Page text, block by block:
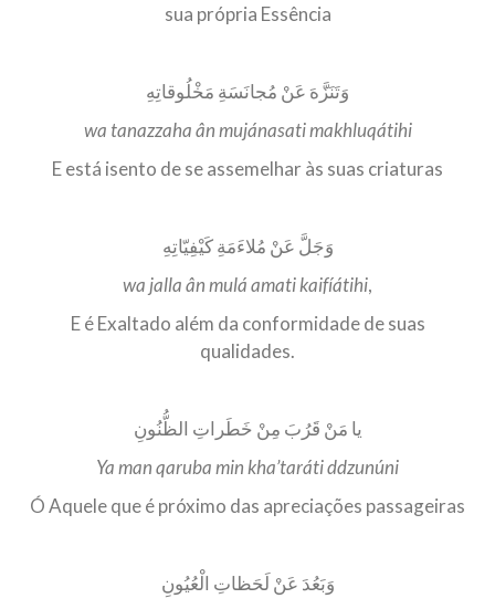
sua própria Essência
وَتَنَزَّهَ عَنْ مُجانَسَةِ مَخْلُوقاتِهِ
wa tanazzaha ân mujánasati makhluqátihi
E está isento de se assemelhar às suas criaturas
وَجَلَّ عَنْ مُلاءَمَةِ كَيْفِيّاتِهِ
wa jalla ân mulá amati kaifíátihi,
E é Exaltado além da conformidade de suas
qualidades.
يا مَنْ قَرُبَ مِنْ خَطَراتِ الظُّنُونِ
Ya man qaruba min kha’taráti ddzunúni
Ó Aquele que é próximo das apreciações passageiras
وَبَعُدَ عَنْ لَحَظاتِ الْعُيُونِ